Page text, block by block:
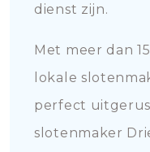
dienst zijn.
Met meer dan
lokale
perfect
slotenmaker